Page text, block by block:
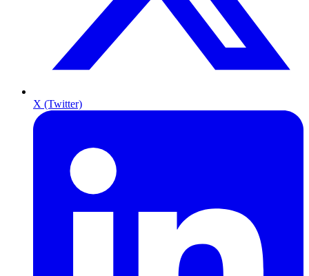
X (Twitter)